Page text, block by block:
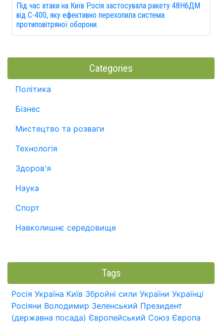
Під час атаки на Київ Росія застосувала ракету 48Н6ДМ
від С-400, яку ефективно перехопила система
протиповітряної оборони.
Categories
Політика
Бізнес
Мистецтво та розваги
Технологія
Здоров'я
Наука
Спорт
Навколишнє середовище
Tags
Росія Україна Київ Збройні сили України Українці
Росіяни Володимир Зеленський Президент
(державна посада) Європейський Союз Європа